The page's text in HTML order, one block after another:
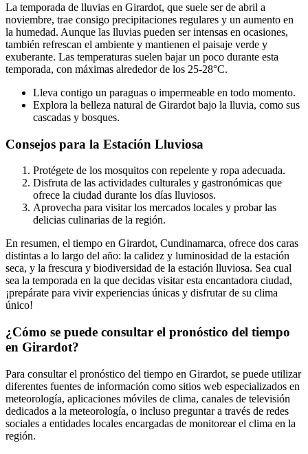
La temporada de lluvias en Girardot, que suele ser de abril a
noviembre, trae consigo precipitaciones regulares y un aumento en
la humedad. Aunque las lluvias pueden ser intensas en ocasiones,
también refrescan el ambiente y mantienen el paisaje verde y
exuberante. Las temperaturas suelen bajar un poco durante esta
temporada, con máximas alrededor de los 25-28°C.
Lleva contigo un paraguas o impermeable en todo momento.
Explora la belleza natural de Girardot bajo la lluvia, como sus
cascadas y bosques.
Consejos para la Estación Lluviosa
Protégete de los mosquitos con repelente y ropa adecuada.
Disfruta de las actividades culturales y gastronómicas que
ofrece la ciudad durante los días lluviosos.
Aprovecha para visitar los mercados locales y probar las
delicias culinarias de la región.
En resumen, el tiempo en Girardot, Cundinamarca, ofrece dos caras
distintas a lo largo del año: la calidez y luminosidad de la estación
seca, y la frescura y biodiversidad de la estación lluviosa. Sea cual
sea la temporada en la que decidas visitar esta encantadora ciudad,
¡prepárate para vivir experiencias únicas y disfrutar de su clima
único!
¿Cómo se puede consultar el pronóstico del tiempo
en Girardot?
Para consultar el pronóstico del tiempo en Girardot, se puede utilizar
diferentes fuentes de información como sitios web especializados en
meteorología, aplicaciones móviles de clima, canales de televisión
dedicados a la meteorología, o incluso preguntar a través de redes
sociales a entidades locales encargadas de monitorear el clima en la
región.